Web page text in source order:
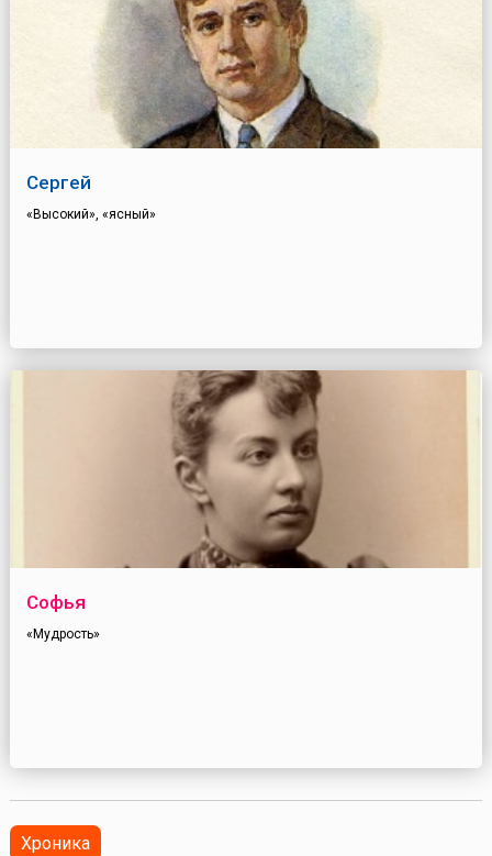
Сергей
«Высокий», «ясный»
Софья
«Мудрость»
Хроника